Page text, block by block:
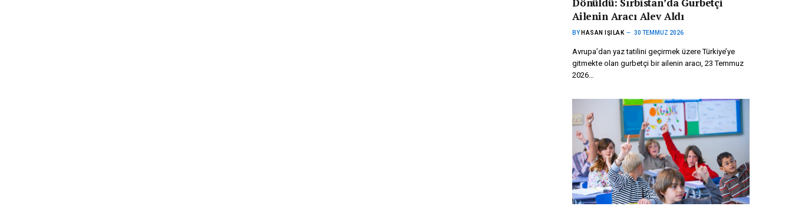
Dönüldü: Sırbistan’da Gurbetçi
Ailenin Aracı Alev Aldı
BY HASAN IŞILAK 30 TEMMUZ 2026
Avrupa’dan yaz tatilini geçirmek üzere Türkiye’ye
gitmekte olan gurbetçi bir ailenin aracı, 23 Temmuz
2026…